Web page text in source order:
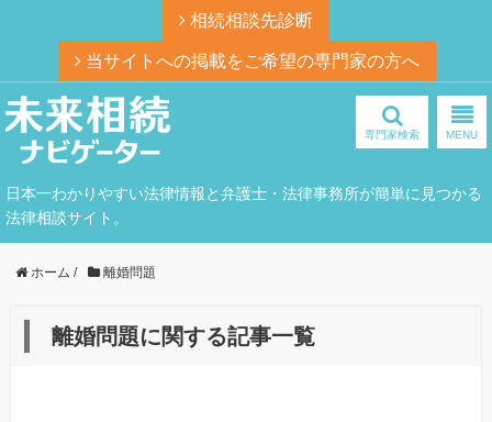
相続相談先診断
当サイトへの掲載をご希望の専門家の方へ
日本一わかりやすい法律情報と弁護士・法律事務所が簡単に見つかる
法律相談サイト。
専門家検索 MENU
ホーム / 離婚問題
離婚問題に関する記事一覧